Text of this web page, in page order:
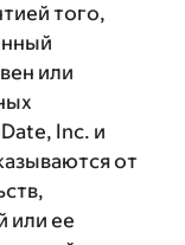
того,
или
Inc. и
от
или ее